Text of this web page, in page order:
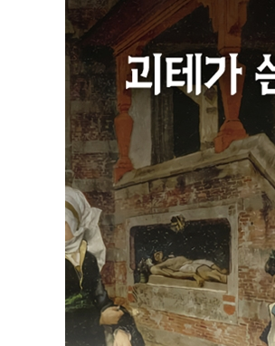
밤 213
대성당 221
발푸르기스 밤 225
발푸르기스 밤의 꿈 246
흐린 날 255
밤, 훤히 트인 들판 258
감옥 259
비극·제2부(5막극)
제1막
쾌적한 지역
황제의 궁성